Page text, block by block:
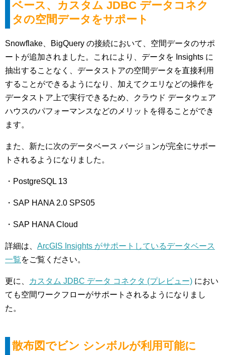
ベース、カスタム JDBC データコネク
タの空間データをサポート
Snowflake、BigQuery の接続において、空間データのサポ
ートが追加されました。
これにより、データを Insights に
抽出することなく、データストアの空間データを直接利用
することができるようになり、加えてクエリなどの操作を
データストア上で実行できるため、クラウド データウェア
ハウスのパフォーマンスなどのメリットを得ることができ
ます。
また、新たに次のデータベース バージョンが完全にサポー
トされるようになりました。
・PostgreSQL 13
・SAP HANA 2.0 SPS05
・SAP HANA Cloud
詳細は、 ArcGIS Insights がサポートしているデータベース
一覧をご覧ください。
更に、 カスタム JDBC データ コネクタ (プレビュー) におい
ても空間ワークフローがサポートされるようになりまし
た。
散布図でビン シンボルが利用可能に